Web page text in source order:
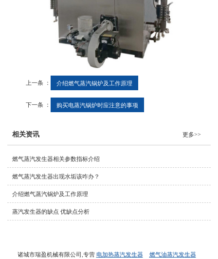
上一条 ： 介绍燃气蒸汽锅炉及工作原理
下一条 ： 购买电蒸汽锅炉时应注意的事项
相关资讯 更多>>
燃气蒸汽发生器相关参数指标介绍
燃气蒸汽发生器出现水垢该咋办？
介绍燃气蒸汽锅炉及工作原理
蒸汽发生器的缺点 优缺点分析
诸城市瑞盈机械有限公司,专营 电加热蒸汽发生器 燃气油蒸汽发生器